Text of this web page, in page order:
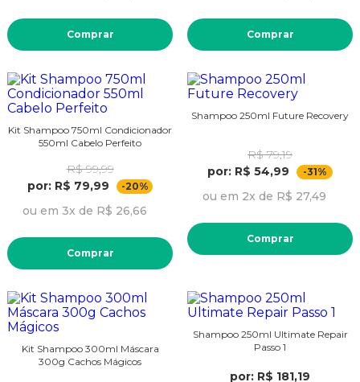
Comprar Comprar
Kit Shampoo 750ml Condicionador
550ml Cabelo Perfeito
R$ 99,99
por: R$ 79,99
-20%
ou em 3x de R$ 26,66
Comprar
Shampoo 250ml Future Recovery
R$ 79,19
por: R$ 54,99
-31%
ou em 2x de R$ 27,49
Comprar
Kit Shampoo 300ml Máscara
300g Cachos Mágicos
Shampoo 250ml Ultimate Repair
Passo 1
por: R$ 181,19